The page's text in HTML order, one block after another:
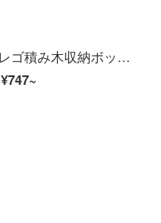
レゴ積み木収納ボックスlego積み木部品の分類の多粒透明おもちゃ大整理箱2つセット4階118ビン（約3000粒入り）おもちゃ収納ボックス
¥747~